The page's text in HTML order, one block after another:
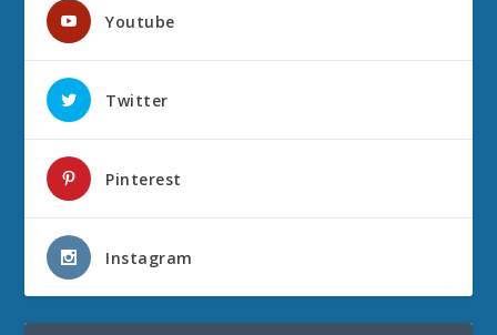
Youtube
Twitter
Pinterest
Instagram